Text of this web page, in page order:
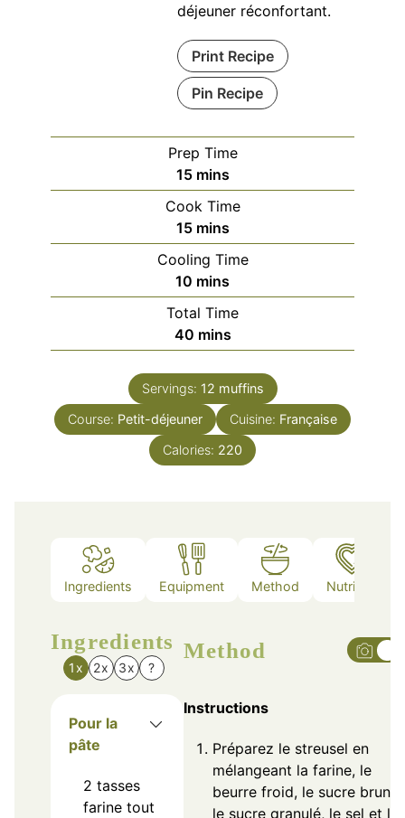
déjeuner réconfortant.
Print Recipe
Pin Recipe
Prep Time
15minutes
mins
Cook Time
15minutes
mins
Cooling Time
10 minutes
mins
Total Time
40minutes
mins
Servings: 12 muffins
Course: Petit-déjeuner Cuisine: Française
Calories: 220
Ingredients Equipment Method Nutrition
Ingredients
1x 2x 3x ?
Pour la
pâte
2 tasses
farine tout
Method
Instructions
Préparez le streusel en
mélangeant la farine, le
beurre froid, le sucre brun,
le sucre granulé, le sel et la